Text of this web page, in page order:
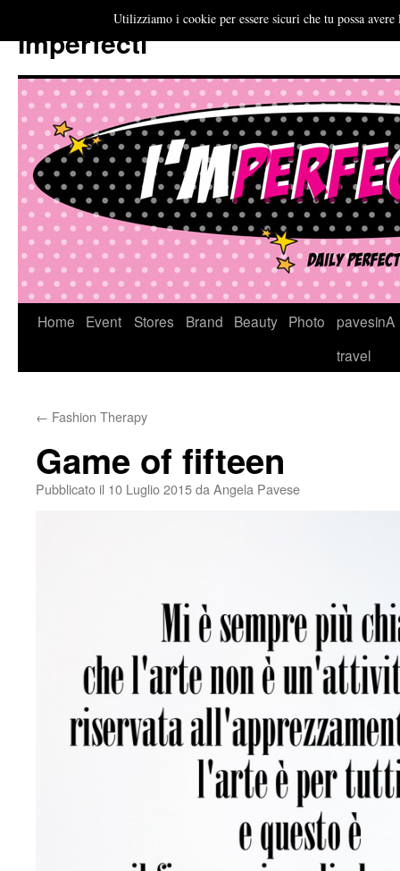
Imperfecti
VaiHome Event Stores Brand Beauty Photo
pavesinA
travel
← Fashion Therapy
Game of fifteen
Pubblicato il 10 Luglio 2015da Angela Pavese
Utilizziamo i cookie per essere sicuri che tu possa